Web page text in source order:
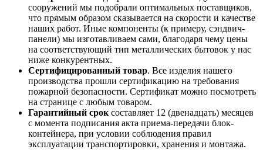
сооружений мы подобрали оптимальных поставщиков,
что прямым образом сказывается на скорости и качестве
наших работ. Иные компоненты (к примеру, сэндвич-
панели) мы изготавливаем сами, благодаря чему цены
на соответствующий тип металлических бытовок у нас
ниже конкурентных.
Сертифицированный товар. Все изделия нашего
производства прошли сертификацию на требования
пожарной безопасности. Сертификат можно посмотреть
на странице с любым товаром.
Гарантийный срок составляет 12 (двенадцать) месяцев
с момента подписания акта приема-передачи блок-
контейнера, при условии соблюдения правил
эксплуатации транспортировки, хранения и монтажа.